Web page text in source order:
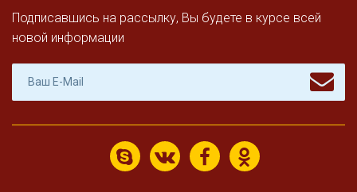
Подписавшись на рассылку, Вы будете в курсе всей
новой информации